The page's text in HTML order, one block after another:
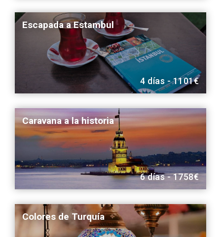
Escapada a Estambul
4 días - 1101€
Caravana a la historia
6 días - 1758€
Colores de Turquía